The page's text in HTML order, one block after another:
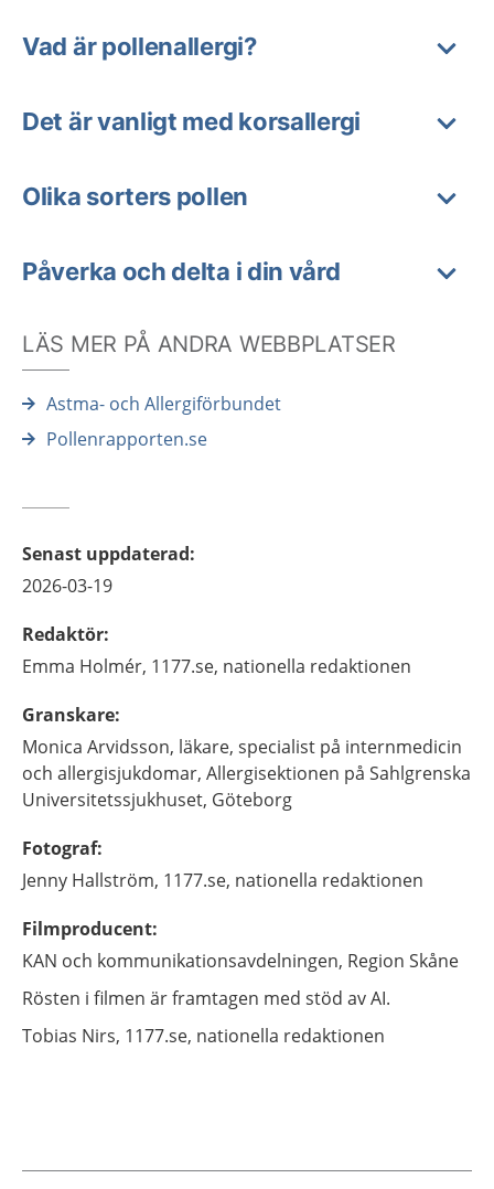
Vad är pollenallergi?
Det är vanligt med korsallergi
Olika sorters pollen
Påverka och delta i din vård
LÄS MER PÅ ANDRA WEBBPLATSER
Astma- och Allergiförbundet
Pollenrapporten.se
Senast uppdaterad:
2026-03-19
Redaktör:
Emma Holmér, 1177.se, nationella redaktionen
Granskare:
Monica Arvidsson, läkare, specialist på internmedicin
och allergisjukdomar, Allergisektionen på Sahlgrenska
Universitetssjukhuset, Göteborg
Fotograf:
Jenny Hallström, 1177.se, nationella redaktionen
Filmproducent:
KAN och kommunikationsavdelningen, Region Skåne
Rösten i filmen är framtagen med stöd av AI.
Tobias Nirs, 1177.se, nationella redaktionen